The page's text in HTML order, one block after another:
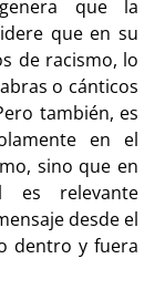
que la
que en su
de racismo, lo
o cánticos
también, es
en el
sino que en
relevante
desde el
dentro y fuera